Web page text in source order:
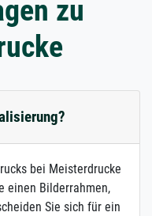
zu
bei Meisterdrucke
einen Bilderrahmen,
Sie sich für ein